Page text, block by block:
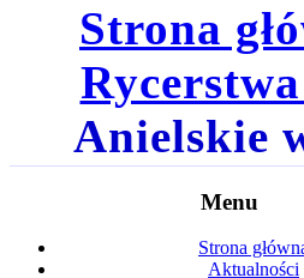
Strona
Anielskie
Menu
Strona
Aktualności